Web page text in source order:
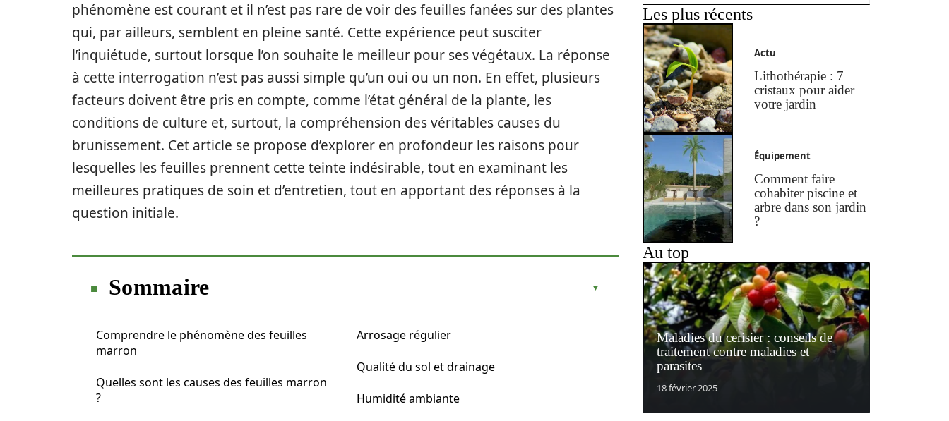
phénomène est courant et il n’est pas rare de voir des feuilles fanées sur des plantes
qui, par ailleurs, semblent en pleine santé. Cette expérience peut susciter
l’inquiétude, surtout lorsque l’on souhaite le meilleur pour ses végétaux. La réponse
à cette interrogation n’est pas aussi simple qu’un oui ou un non. En effet, plusieurs
facteurs doivent être pris en compte, comme l’état général de la plante, les
conditions de culture et, surtout, la compréhension des véritables causes du
brunissement. Cet article se propose d’explorer en profondeur les raisons pour
lesquelles les feuilles prennent cette teinte indésirable, tout en examinant les
meilleures pratiques de soin et d’entretien, tout en apportant des réponses à la
question initiale.
Sommaire
Comprendre le phénomène des feuilles
marron
Quelles sont les causes des feuilles marron
?
Arrosage régulier
Qualité du sol et drainage
Humidité ambiante
Les plus récents
Actu
Lithothérapie : 7
cristaux pour aider
votre jardin
Équipement
Comment faire
cohabiter piscine et
arbre dans son jardin
?
Au top
Maladies du cerisier : conseils de
traitement contre maladies et
parasites
18 février 2025